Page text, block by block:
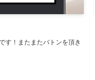
す！またまたバトンを頂き